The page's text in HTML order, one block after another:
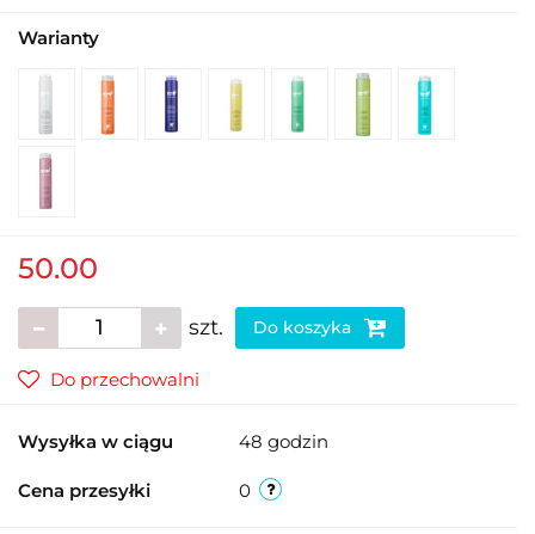
Warianty
50.00
szt. Do koszyka
Do przechowalni
Wysyłka w ciągu 48 godzin
Cena przesyłki 0